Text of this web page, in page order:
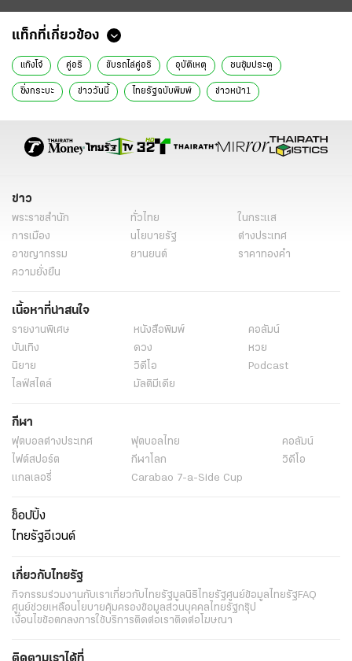
แท็กที่เกี่ยวข้อง
แก๊งโจ๋ คู่อริ ขับรถไล่คู่อริ อุบัติเหตุ ชนซุ้มประตู
ซิ่งกระบะ ข่าววันนี้ ไทยรัฐฉบับพิมพ์ ข่าวหน้า1
ข่าว
พระราชสำนัก ทั่วไทย
ในกระแส
การเมือง
นโยบายรัฐ
ต่างประเทศ
อาชญากรรม
ยานยนต์
ราคาทองคำ
ความยั่งยืน
เนื้อหาที่น่าสนใจ
รายงานพิเศษ หนังสือพิมพ์
คอลัมน์
บันเทิง
ดวง
หวย
นิยาย
วิดีโอ
Podcast
ไลฟ์สไตล์
มัลติมีเดีย
กีฬา
ฟุตบอลต่่างประเทศ ฟุตบอลไทย
คอลัมน์
ไฟต์สปอร์ต
กีฬาโลก
วิดีโอ
แกลเลอรี่
Carabao 7-a-Side Cup
ช็อปปิ้ง
ไทยรัฐอีเวนต์
เกี่ยวกับไทยรัฐ
กิจกรรมร่วมงานกับเราเกี่ยวกับไทยรัฐมูลนิธิไทยรัฐศูนย์ข้อมูลไทยรัฐFAQ
ศูนย์ช่วยเหลือนโยบายคุ้มครองข้อมูลส่วนบุคคลไทยรัฐกรุ๊ป
เงื่อนไขข้อตกลงการใช้บริการติดต่อเราติดต่อโฆษณา